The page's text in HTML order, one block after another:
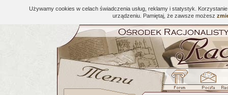
Używamy cookies w celach świadczenia usług, reklamy i statystyk.
urządzeniu. Pamiętaj, że zawsze możesz